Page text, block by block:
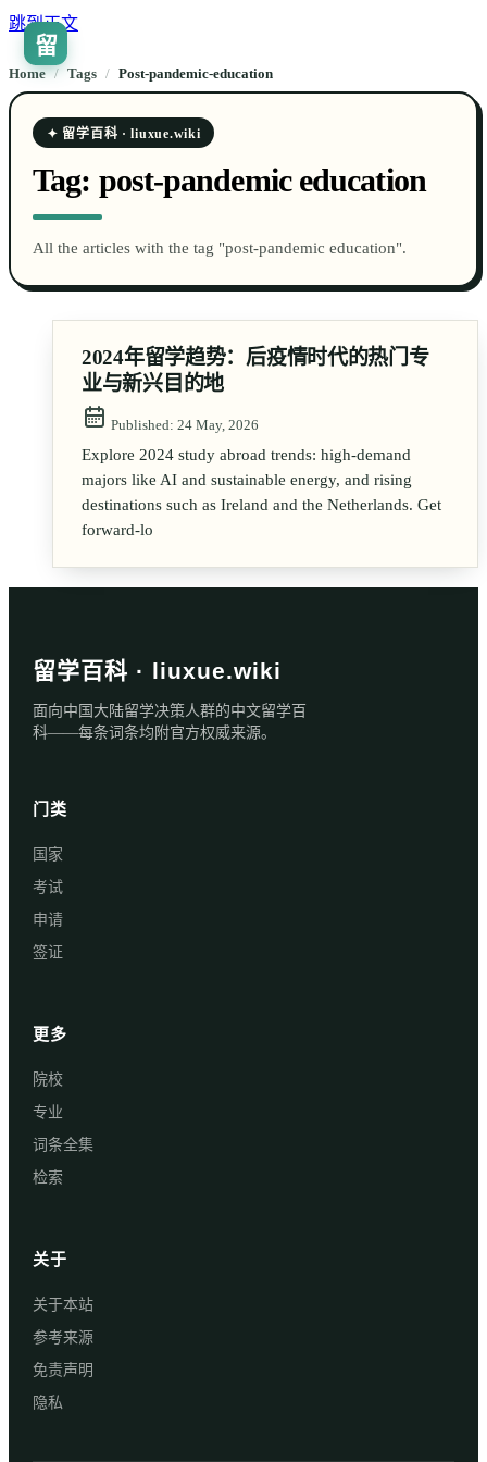
跳到正文
留
Home / Tags / post-pandemic-education
✦ 留学百科 · liuxue.wiki
Tag: post-pandemic education
All the articles with the tag "post-pandemic education".
2024年留学趋势：后疫情时代的热门专
业与新兴目的地
Published: 24 May, 2026
Explore 2024 study abroad trends: high-demand
majors like AI and sustainable energy, and rising
destinations such as Ireland and the Netherlands. Get
forward-lo
留学百科 · liuxue.wiki
面向中国大陆留学决策人群的中文留学百
科——每条词条均附官方权威来源。
门类
国家
考试
申请
签证
更多
院校
专业
词条全集
检索
关于
关于本站
参考来源
免责声明
隐私